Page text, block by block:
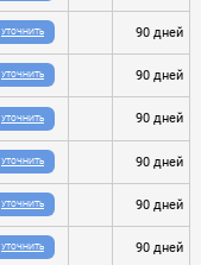
УТОЧНИТЬ 90 дней
УТОЧНИТЬ 90 дней
УТОЧНИТЬ 90 дней
УТОЧНИТЬ 90 дней
УТОЧНИТЬ 90 дней
УТОЧНИТЬ 90 дней